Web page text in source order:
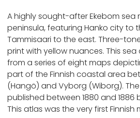
A highly sought-after Ekebom sea
peninsula, featuring Hanko city to
Tammisaari to the east. Three-
print with yellow nuances. This
from a series of eight maps
part of the Finnish coastal area
(Hangö) and Vyborg (Wiborg).
published between 1880 and 1886
This atlas was the very first Finnish